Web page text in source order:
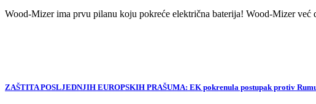
Wood-Mizer ima prvu pilanu koju pokreće električna baterija! Wood-Mizer
ZAŠTITA POSLJEDNJIH EUROPSKIH PRAŠUMA: EK pokrenula postupak protiv